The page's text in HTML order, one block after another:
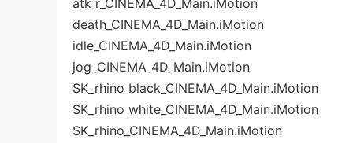
atk r_CINEMA_4D_Main.iMotion
death_CINEMA_4D_Main.iMotion
idle_CINEMA_4D_Main.iMotion
jog_CINEMA_4D_Main.iMotion
SK_rhino black_CINEMA_4D_Main.iMotion
SK_rhino white_CINEMA_4D_Main.iMotion
SK_rhino_CINEMA_4D_Main.iMotion